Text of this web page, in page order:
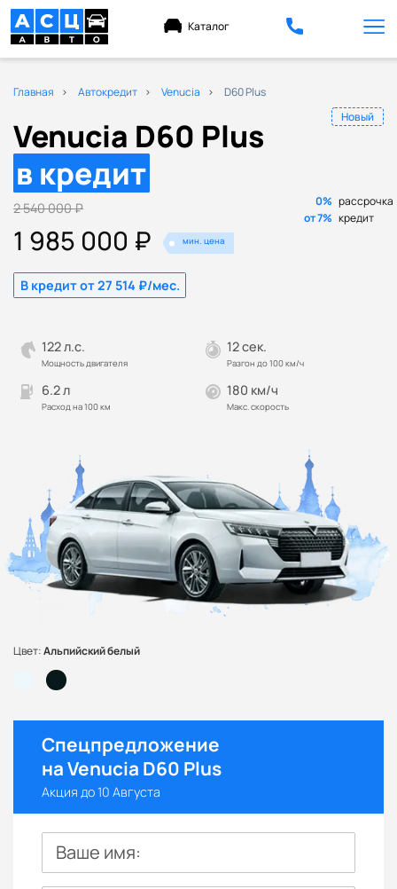
Каталог
Главная Автокредит Venucia D60 Plus
Venucia D60 Plus
в кредит
Новый
0% рассрочка
от 7% кредит
2 540 000 ₽
1 985 000 ₽ мин. цена
В кредит от 27 514 ₽/мес.
122 л.с.
Мощность двигателя
12 сек.
Разгон до 100 км/ч
6.2 л
Расход на 100 км
180 км/ч
Макс. скорость
Цвет:Альпийский белый
Спецпредложение
на Venucia D60 Plus
Акция до 10 Августа
Ваше имя: